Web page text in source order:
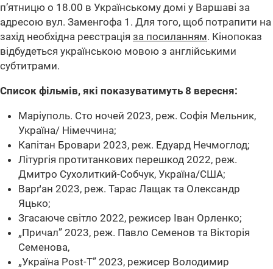
п’ятницю о 18.00 в Українському домі у Варшаві за
адресою вул. Заменгофа 1. Для того, щоб потрапити на
захід необхідна реєстрація за посиланням. Кінопоказ
відбудеться українською мовою з англійськими
субтитрами.
Список фільмів, які показуватимуть 8 вересня:
Маріуполь. Сто ночей 2023, реж. Софія Мельник,
Україна/ Німеччина;
Капітан Бровари 2023, реж. Едуард Нечмоглод;
Літургія протитанкових перешкод 2022, реж.
Дмитро Сухолиткий-Собчук, Україна/США;
Варґан 2023, реж. Тарас Лащак та Олександр
Яцько;
Згасаюче світло 2022, режисер Іван Орленко;
„Причал” 2023, реж. Павло Семенов та Вікторія
Семенова,
„Україна Post-T” 2023, режисер Володимир